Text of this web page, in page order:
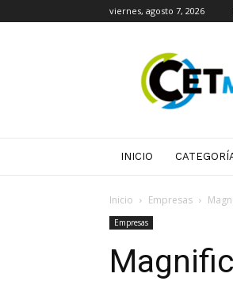
viernes, agosto 7, 2026
INICIO
Inicio Empresas
Empresas